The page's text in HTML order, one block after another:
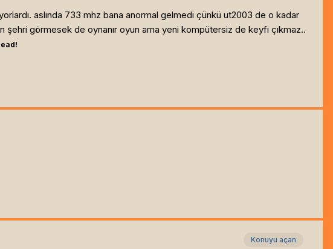
aslında 733 mhz bana anormal gelmedi çünkü ut2003 de o kadar
şehri görmesek de oynanır oyun ama yeni kompütersiz de keyfi çıkmaz..
Konuyu açan